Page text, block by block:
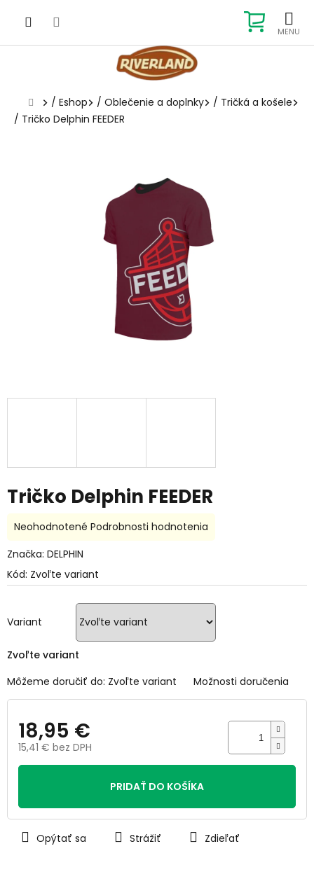
KOŠÍK
Domov
/ Eshop / Oblečenie a doplnky / Tričká a košele
/ Tričko Delphin FEEDER
Tričko Delphin FEEDER
Kód: Zvoľte variant
Variant
Zvoľte variant
Môžeme doručiť do: Zvoľte variant Možnosti doručenia
18,95 €
15,41 € bez DPH
Jednotková
PRIDAŤ DO KOŠÍKA
Opýtať sa Strážiť Zdieľať
Priemerné
produktu
0,0
hviezdičiek.
Neohodnotené Podrobnosti hodnotenia
Značka: DELPHIN